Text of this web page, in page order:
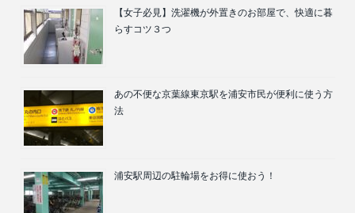
【女子必見】洗濯機が外置きのお部屋で、快適に暮
らすコツ３つ
あの不便な京葉線東京駅を浦安市民が便利に使う方
法
浦安駅周辺の駐輪場をお得に使おう！